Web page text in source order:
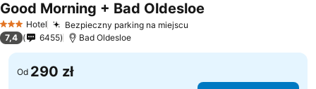
3 Kategoria
Hotel Bezpieczny parking na miejscu
Good Morning + Bad Oldesloe
7,4 6455 Bad Oldesloe
Od 290 zł